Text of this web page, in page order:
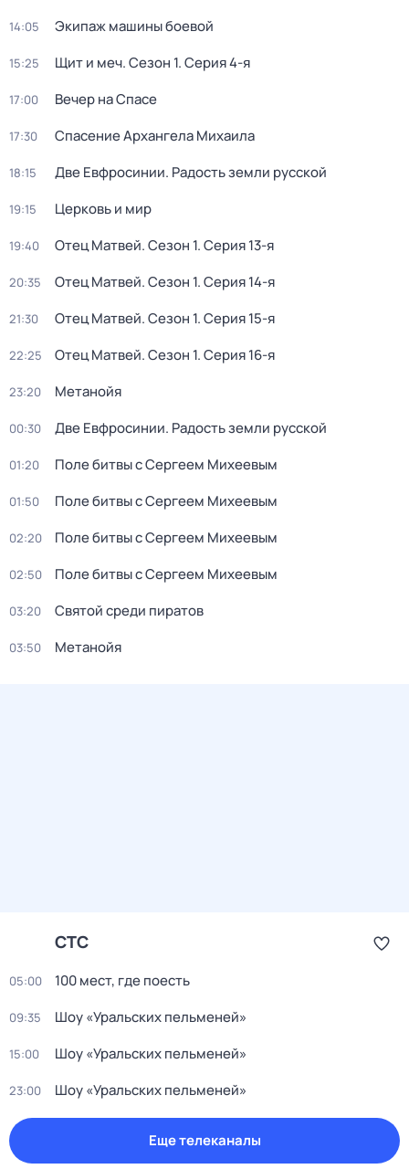
14:05 Экипаж машины боевой
15:25 Щит и меч. Сезон 1. Серия 4-я
17:00 Вечер на Спасе
17:30 Спасение Архангела Михаила
18:15 Две Евфросинии. Радость земли русской
19:15 Церковь и мир
19:40 Отец Матвей. Сезон 1. Серия 13-я
20:35 Отец Матвей. Сезон 1. Серия 14-я
21:30 Отец Матвей. Сезон 1. Серия 15-я
22:25 Отец Матвей. Сезон 1. Серия 16-я
23:20 Метанойя
00:30 Две Евфросинии. Радость земли русской
01:20 Поле битвы c Сергеем Mихеевым
01:50 Поле битвы c Сергеем Mихеевым
02:20 Поле битвы c Сергеем Mихеевым
02:50 Поле битвы c Сергеем Mихеевым
03:20 Святой среди пиратов
03:50 Метанойя
СТС
05:00 100 мест, где поесть
09:35 Шоу «Уральских пельменей»
15:00 Шоу «Уральских пельменей»
23:00 Шоу «Уральских пельменей»
Еще телеканалы